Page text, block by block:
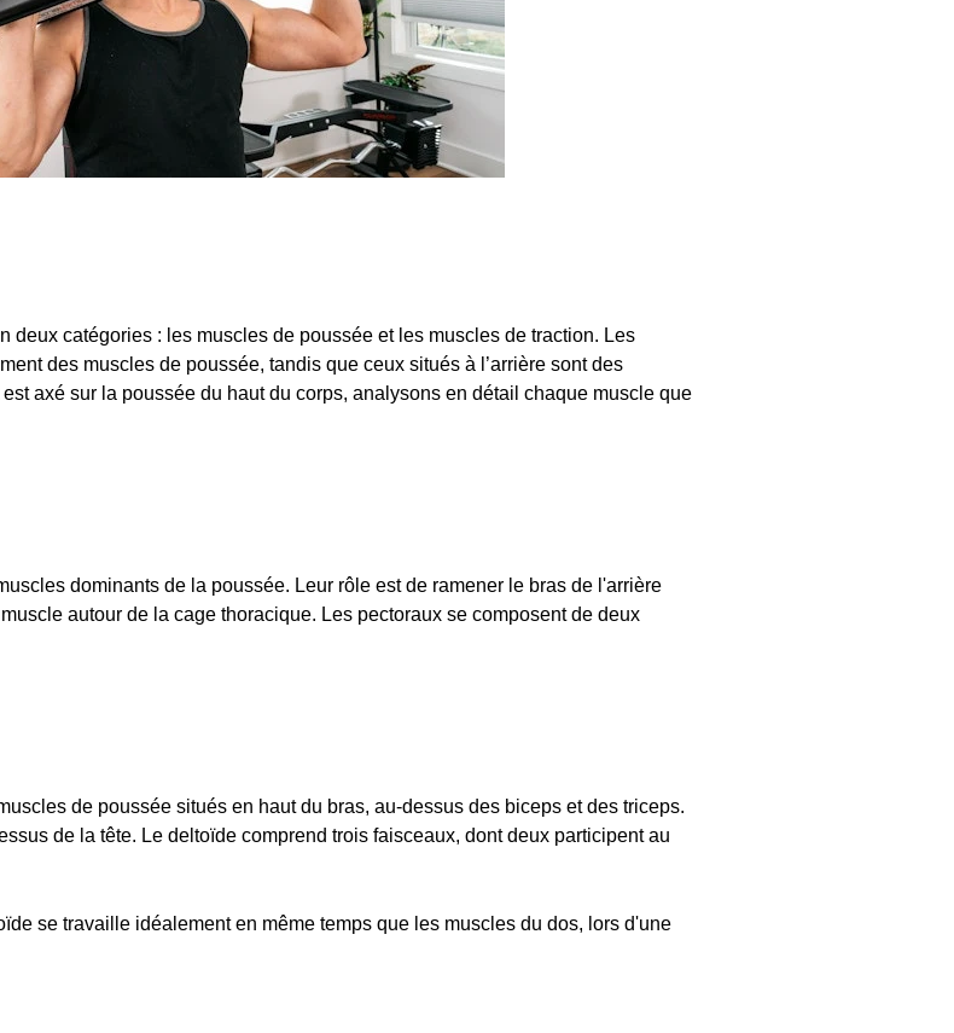
deux catégories : les muscles de poussée et les muscles de traction. Les
des muscles de poussée, tandis que ceux situés à l’arrière sont des
axé sur la poussée du haut du corps, analysons en détail chaque muscle que
dominants de la poussée. Leur rôle est de ramener le bras de l'arrière
autour de la cage thoracique. Les pectoraux se composent de deux
de poussée situés en haut du bras, au-dessus des biceps et des triceps.
de la tête. Le deltoïde comprend trois faisceaux, dont deux participent au
se travaille idéalement en même temps que les muscles du dos, lors d'une